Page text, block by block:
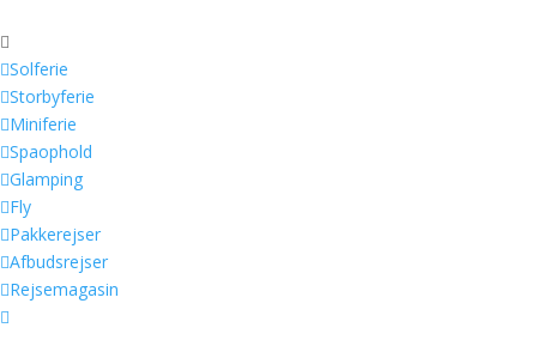

Solferie
Storbyferie
Miniferie
Spaophold
Glamping
Fly
Pakkerejser
Afbudsrejser
Rejsemagasin
